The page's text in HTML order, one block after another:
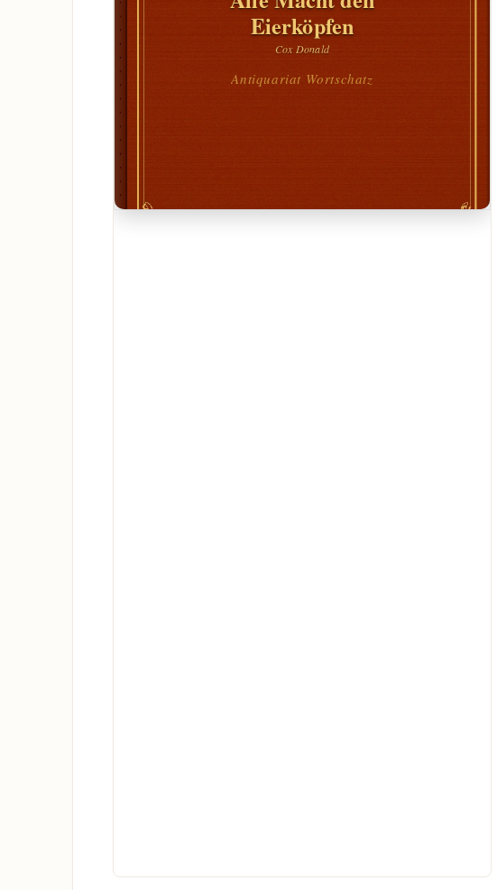
Eierköpfen
Cox Donald
Antiquariat Wortschatz